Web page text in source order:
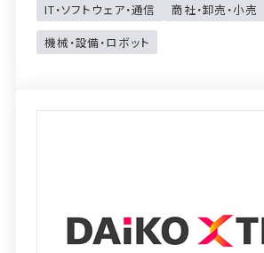
IT・ソフトウェア・通信
商社・卸売・小売
機械・設備・ロボット